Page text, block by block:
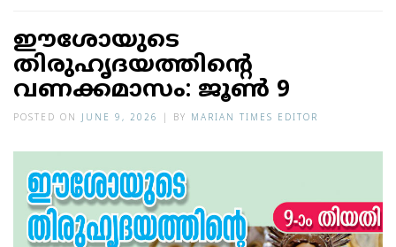
ഈശോയുടെ
തിരുഹൃദയത്തിന്റെ
വണക്കമാസം: ജൂൺ 9
POSTED ON JUNE 9, 2026 BY MARIAN TIMES EDITOR